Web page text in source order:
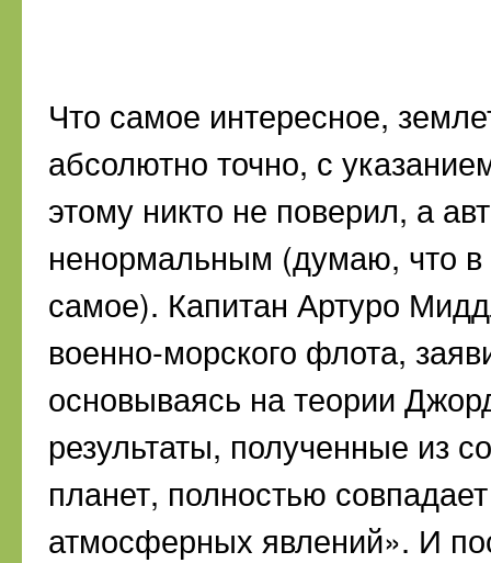
Что самое интересное,
абсолютно точно, с
этому никто не поверил, а
ненормальным (думаю, что
самое). Капитан Артуро
военно-морского флота,
основываясь на теории
результаты, полученные из
планет, полностью
атмосферных явлений». И